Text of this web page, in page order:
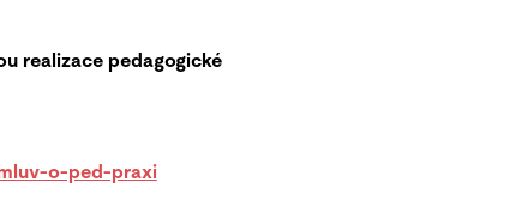
realizace pedagogické
o-ped-praxi